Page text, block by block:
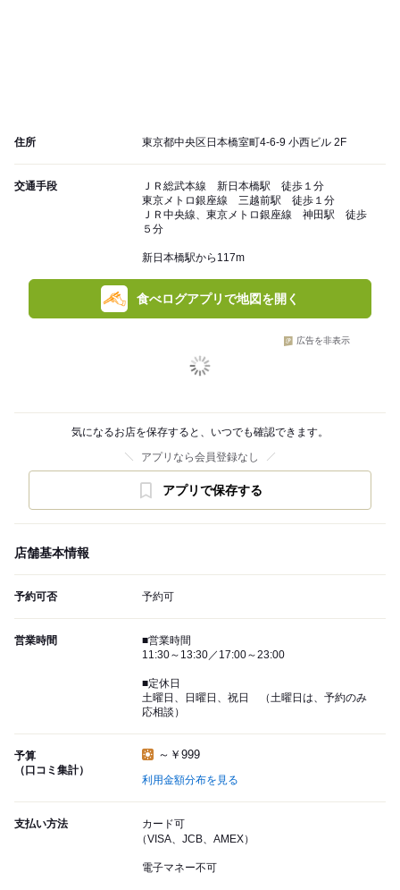
住所 東京都中央区日本橋室町4-6-9 小西ビル 2F
交通手段
ＪＲ総武本線 新日本橋駅 徒歩１分
東京メトロ銀座線 三越前駅 徒歩１分
ＪＲ中央線、東京メトロ銀座線 神田駅 徒歩
５分
新日本橋駅から117m
食べログアプリで地図を開く
広告を非表示
気になるお店を保存すると、いつでも確認できます。
アプリなら会員登録なし
アプリで保存する
店舗基本情報
予約可否 予約可
営業時間
■営業時間
11:30～13:30／17:00～23:00
■定休日
土曜日、日曜日、祝日 （土曜日は、予約のみ
応相談）
予算
（口コミ集計）
～￥999
利用金額分布を見る
支払い方法
カード可
（VISA、JCB、AMEX）
電子マネー不可